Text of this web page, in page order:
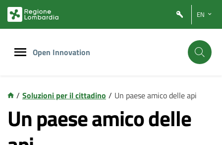
contenuto
footer
EN
Open Innovation
/ Soluzioni per il cittadino / Un paese amico delle api
Un paese amico delle